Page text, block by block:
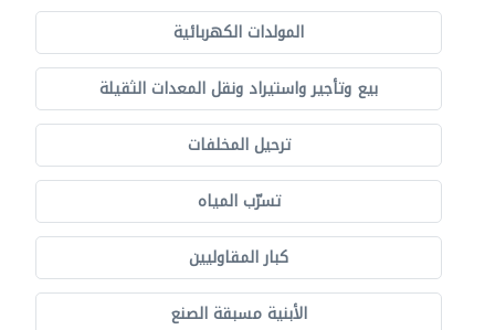
المولدات الكهربائية
بيع وتأجير واستيراد ونقل المعدات الثقيلة
ترحيل المخلفات
تسرّب المياه
كبار المقاوليين
الأبنية مسبقة الصنع